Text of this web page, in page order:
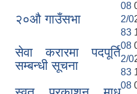
२०औ गाउँसभा
08
2/0
83
सेवा करारमा पदपूर्ति
सम्बन्धी सूचना
08
2/0
83
08